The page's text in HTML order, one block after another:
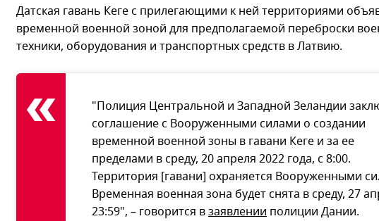
Датская гавань Кеге с прилегающими к ней территориями
временной военной зоной для предполагаемой переброски
техники, оборудования и транспортных средств в Латвию.
"Полиция Центральной и Западной Зеландии
соглашение с Вооруженными силами о создании
временной военной зоны в гавани Кеге и за ее
пределами в среду, 20 апреля 2022 года, с 8:00.
Территория [гавани] охраняется Вооруженными
Временная военная зона будет снята в среду, 27
23:59", – говорится взаявлении полиции Дании.